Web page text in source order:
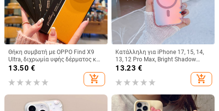
Θήκη συμβατή με OPPO Find X9
Ultra, διχρωμία υφής δέρματος και
φθορίζουσες γραμμές, GT8Pro
13.50 €
add_shopping_cart
Κατάλληλη για iPhone 17, 15, 14,
13, 12 Pro Max, Bright Shadow
Chameleon, θήκη τηλεφώνου 16E,
πλήρης κάλυψη, αντιπτώσεις
13.23 €
add_shopping_cart